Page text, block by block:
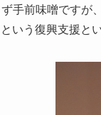
手前味噌ですが
という復興支援と